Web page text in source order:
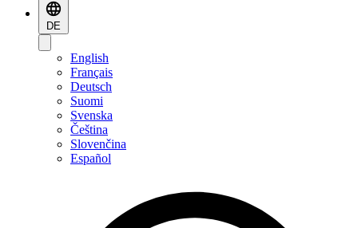
DE
English
Français
Deutsch
Suomi
Svenska
Čeština
Slovenčina
Español